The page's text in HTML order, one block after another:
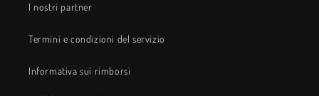
I nostri partner
Termini e condizioni del servizio
Informativa sui rimborsi